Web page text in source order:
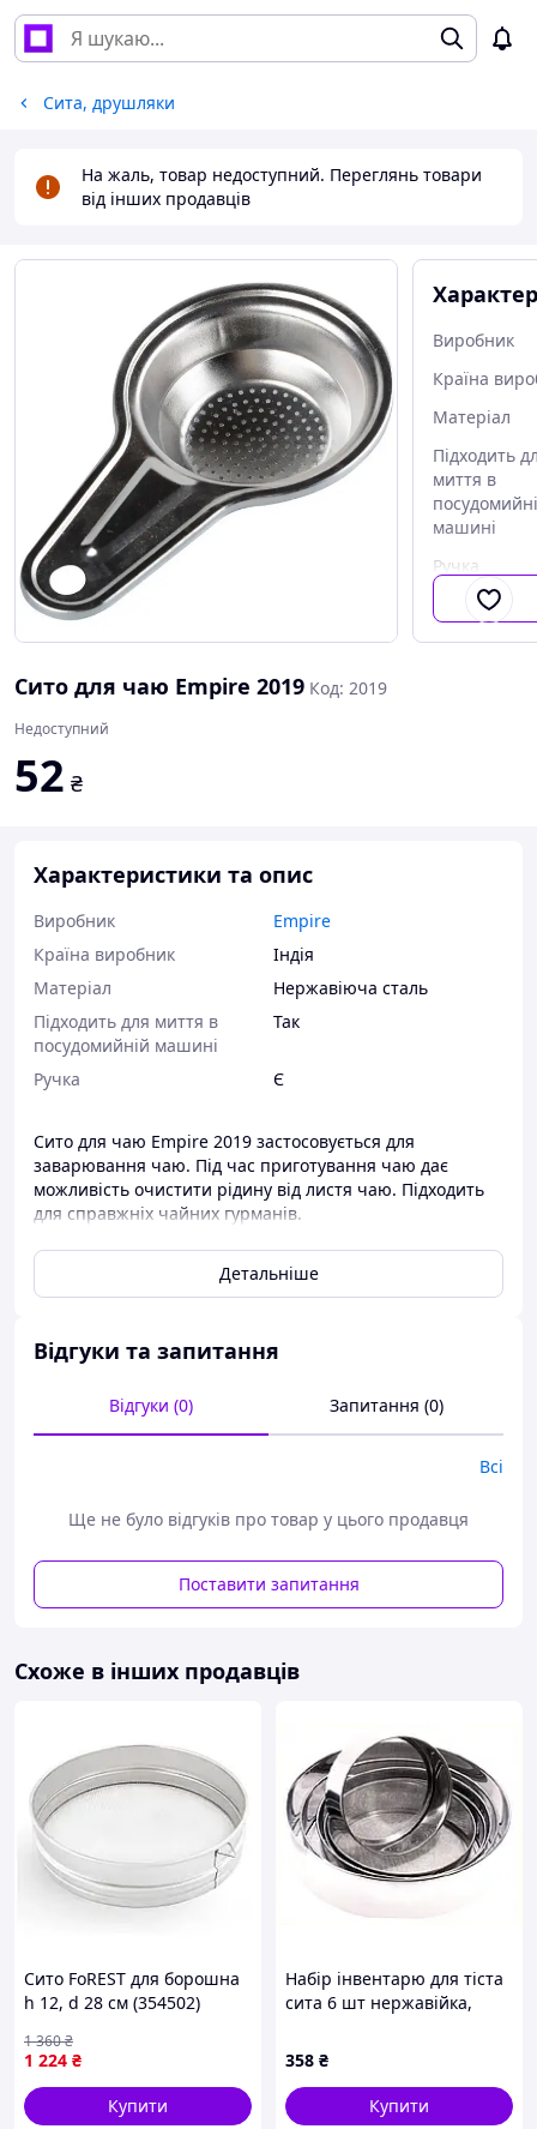
Сита, друшляки
На жаль, товар недоступний. Переглянь товари
від інших продавців
Виробник
Країна
Матеріал
Підходить
миття в
машині
Ручка
Сито для чаю Empire 2019 Код: 2019
Недоступний
52 ₴
Характеристики та опис
Виробник
Empire
Країна виробник
Індія
Матеріал
Нержавіюча сталь
Підходить для миття в
посудомийній машині
Так
Ручка Є
Сито для чаю Empire 2019 застосовується для
заварювання чаю. Під час приготування чаю дає
можливість очистити рідину від листя чаю. Підходить
для справжніх чайних гурманів.
Сито для чаю Empire виготовляється з неіржавкої сталі
з харчовим допуском, унаслідок чого метал не
окиснюється й під час приготування до чаю не
Сіта ви завжди можете придбати в нашому інтернет-
Детальніше
Відгуки та запитання
Відгуки (0) Запитання (0)
Всі
Ще не було відгуків про товар у цього продавця
Поставити запитання
Схоже в інших продавців
Сито FoREST для борошна
h 12, d 28 см (354502)
1 224 ₴
1 360₴
Купити
Набір інвентарю для тіста
сита 6 шт нержавійка,
358 ₴
Купити